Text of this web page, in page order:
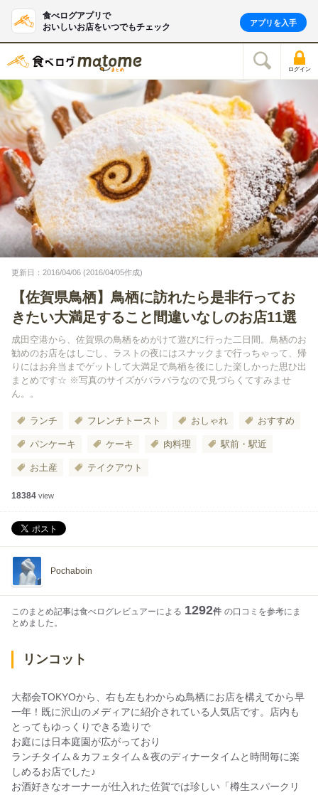
食べログアプリで
おいしいお店をいつでもチェック
アプリを入手
ログイン
更新日：2016/04/06 (2016/04/05作成)
【佐賀県鳥栖】鳥栖に訪れたら是非行ってお
きたい大満足すること間違いなしのお店11選
成田空港から、佐賀県の鳥栖をめがけて遊びに行った二日間。鳥栖のお
勧めのお店をはしごし、ラストの夜にはスナックまで行っちゃって、帰
りにはお弁当までゲットして大満足で鳥栖を後にした楽しかった思ひ出
まとめです☆ ※写真のサイズがバラバラなので見づらくてすみませ
ん。。
ランチ フレンチトースト おしゃれ おすすめ
パンケーキ ケーキ 肉料理 駅前・駅近
お土産 テイクアウト
18384 view
Pochaboin
このまとめ記事は食べログレビュアーによる 1292件 の口コミを参考にま
とめました。
リンコット
大都会TOKYOから、右も左もわからぬ鳥栖にお店を構えてから早
一年！既に沢山のメディアに紹介されている人気店です。店内も
とってもゆっくりできる造りで
お庭には日本庭園が広がっており
ランチタイム＆カフェタイム＆夜のディナータイムと時間毎に楽
しめるお店でした♪
お酒好きなオーナーが仕入れた佐賀では珍しい「樽生スパークリ